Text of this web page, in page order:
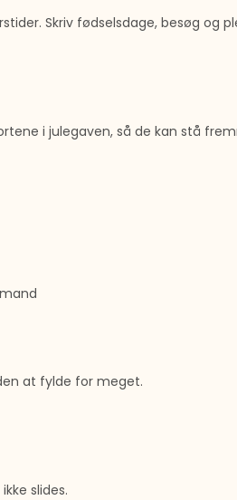
Skriv fødselsdage, besøg og
i julegaven, så de kan stå
at fylde for meget.
slides.